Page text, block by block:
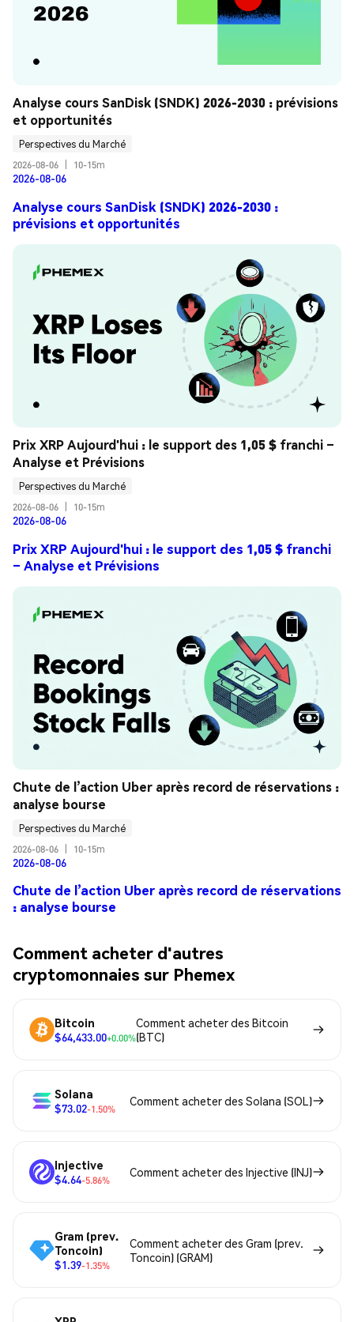
Analyse cours SanDisk (SNDK) 2026-2030 : prévisions
et opportunités
Perspectives du Marché
2026-08-06
10-15m
2026-08-06
Analyse cours SanDisk (SNDK) 2026-2030 :
prévisions et opportunités
Prix XRP Aujourd'hui : le support des 1,05 $ franchi –
Analyse et Prévisions
Perspectives du Marché
2026-08-06
10-15m
2026-08-06
Prix XRP Aujourd'hui : le support des 1,05 $ franchi
– Analyse et Prévisions
Chute de l’action Uber après record de réservations :
analyse bourse
Perspectives du Marché
2026-08-06
10-15m
2026-08-06
Chute de l’action Uber après record de réservations
: analyse bourse
Comment acheter d'autres
cryptomonnaies sur Phemex
Bitcoin
$64,433.00+0.00%
Comment acheter des Bitcoin
(BTC)
Solana
$73.02-1.50%
Comment acheter des Solana (SOL)
Injective
$4.64-5.86%
Comment acheter des Injective (INJ)
Gram (prev.
Toncoin)
$1.39-1.35%
Comment acheter des Gram (prev.
Toncoin) (GRAM)